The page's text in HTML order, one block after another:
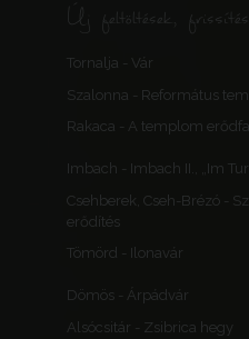
Új feltöltések,
Tornalja - Vár
Szalonna - Református
Rakaca - A templom
Imbach - Imbach II., „Im
Csehberek, Cseh-Brézó -
erődítés
Tömörd - Ilonavár
Dömös - Árpádvár
Alsócsitár - Zsibrica hegy